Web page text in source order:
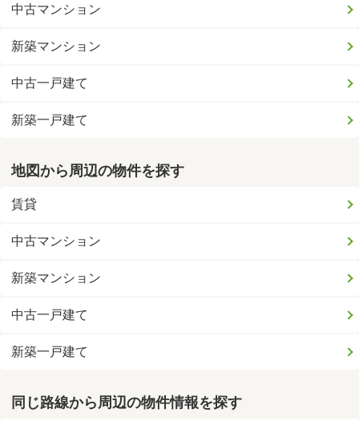
中古マンション
新築マンション
中古一戸建て
新築一戸建て
地図から周辺の物件を探す
賃貸
中古マンション
新築マンション
中古一戸建て
新築一戸建て
同じ路線から周辺の物件情報を探す